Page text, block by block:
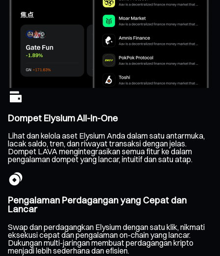
Dompet Elysium All-In-One
Lihat dan kelola aset Elysium Anda dalam satu antarmuka,
lacak saldo, tren, dan riwayat transaksi dengan jelas.
Dompet LAVA mengintegrasikan semua fitur ke dalam
pengalaman dompet yang lancar, intuitif dan satu atap.
Pengalaman Perdagangan yang Cepat dan
Lancar
Swap dan perdagangkan Elysium dengan satu klik, nikmati
eksekusi cepat dan pengalaman on-chain yang lancar.
Dukungan multi-jaringan membuat perdagangan kripto
menjadi lebih sederhana dan efisien.